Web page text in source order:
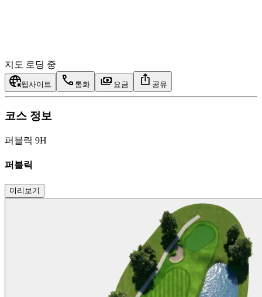
지도 로딩 중
웹사이트 통화 요금 공유
코스 정보
퍼블릭 9H
퍼블릭
미리보기